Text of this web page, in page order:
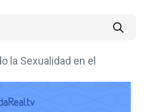
la Sexualidad en el